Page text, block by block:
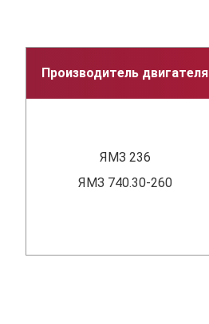
Производитель двигателя
ЯМЗ 236
ЯМЗ 740.30-260